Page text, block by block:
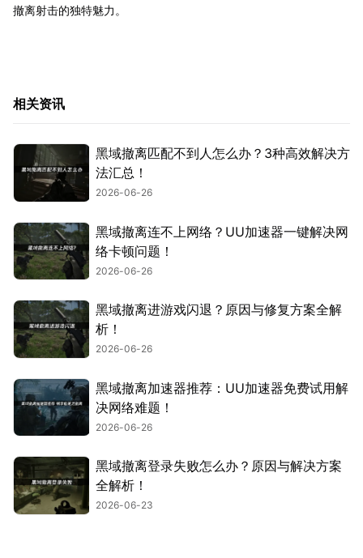
撤离射击的独特魅力。
相关资讯
黑域撤离匹配不到人怎么办？3种高效解决方
法汇总！
2026-06-26
黑域撤离连不上网络？UU加速器一键解决网
络卡顿问题！
2026-06-26
黑域撤离进游戏闪退？原因与修复方案全解
析！
2026-06-26
黑域撤离加速器推荐：UU加速器免费试用解
决网络难题！
2026-06-26
黑域撤离登录失败怎么办？原因与解决方案
全解析！
2026-06-23